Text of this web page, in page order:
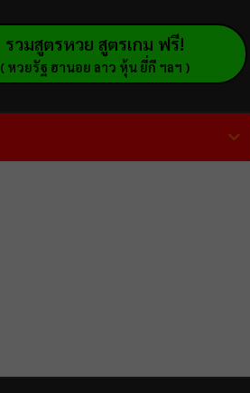
รวมสูตรหวย สูตรเกม ฟรี!
( หวยรัฐ ฮานอย ลาว หุ้น ยี่กี ฯลฯ )